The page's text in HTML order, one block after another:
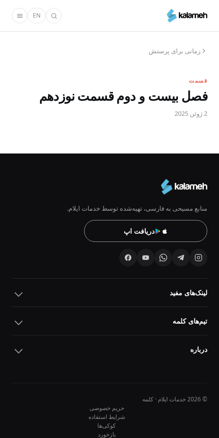
محتوای
EN
زمانی برای پرستش
قسمت
فصل بیست و دوم قسمت نوزدهم
2 ژوئن 2025
منابع مسیحی به فارسی، تهیه‌شده توسط خدمات ایلام.
دریافت اپ
لینک‌های مفید
تیم‌های کلمه
درباره
© 2026 خدمات ایلام · کلمه
حریم خصوصی
شرایط استفاده
کوکی‌ها
بازخورد
10